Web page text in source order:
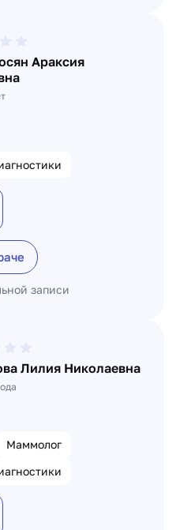
Араксия
записи
Лилия Николаевна
Маммолог